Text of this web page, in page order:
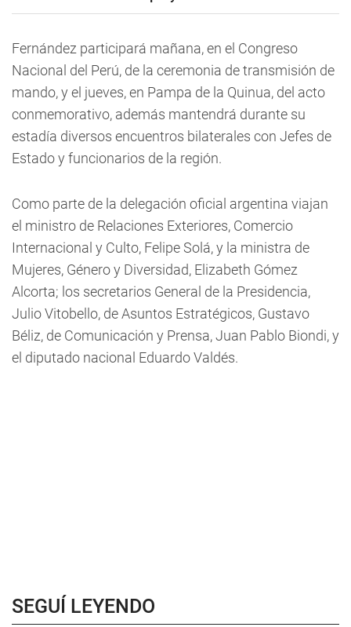
Fernández participará mañana, en el Congreso
Nacional del Perú, de la ceremonia de transmisión de
mando, y el jueves, en Pampa de la Quinua, del acto
conmemorativo, además mantendrá durante su
estadía diversos encuentros bilaterales con Jefes de
Estado y funcionarios de la región.
Como parte de la delegación oficial argentina viajan
el ministro de Relaciones Exteriores, Comercio
Internacional y Culto, Felipe Solá, y la ministra de
Mujeres, Género y Diversidad, Elizabeth Gómez
Alcorta; los secretarios General de la Presidencia,
Julio Vitobello, de Asuntos Estratégicos, Gustavo
Béliz, de Comunicación y Prensa, Juan Pablo Biondi, y
el diputado nacional Eduardo Valdés.
SEGUÍ LEYENDO